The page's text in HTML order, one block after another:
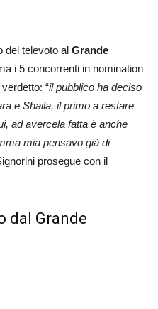
del televoto al Grande
i 5 concorrenti in nomination
“il pubblico ha deciso
e Shaila, il primo a restare
ad avercela fatta è anche
mia pensavo già di
prosegue con il
dal Grande